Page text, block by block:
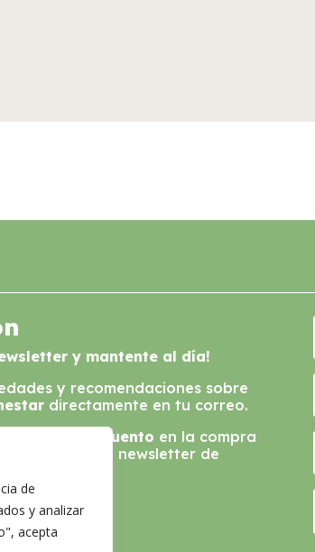
de
y analizar
acepta
y mantente al día!
y recomendaciones sobre
directamente en tu correo.
10% de descuento en la compra
a la newsletter de